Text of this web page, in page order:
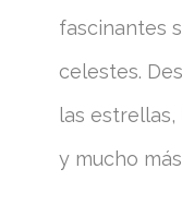
fascinantes
celestes.
las
y mucho